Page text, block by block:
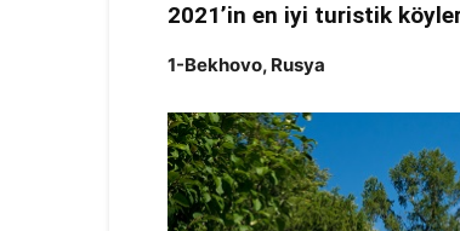
2021’in en iyi turistik
1-Bekhovo, Rusya